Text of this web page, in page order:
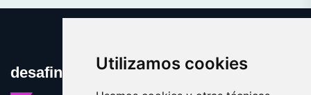
Utilizamos cookies
desafinado.es